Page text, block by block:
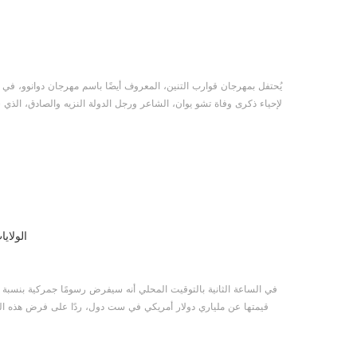
يُحتفل بمهرجان قوارب التنين، المعروف أيضًا باسم مهرجان دوانوو،
لإحياء ذكرى وفاة تشو يوان، الشاعر ورجل الدولة النزيه والصادق،
قيمتها عن ملياري دولار أمريكي في ست دول، ردًا على فرض هذه